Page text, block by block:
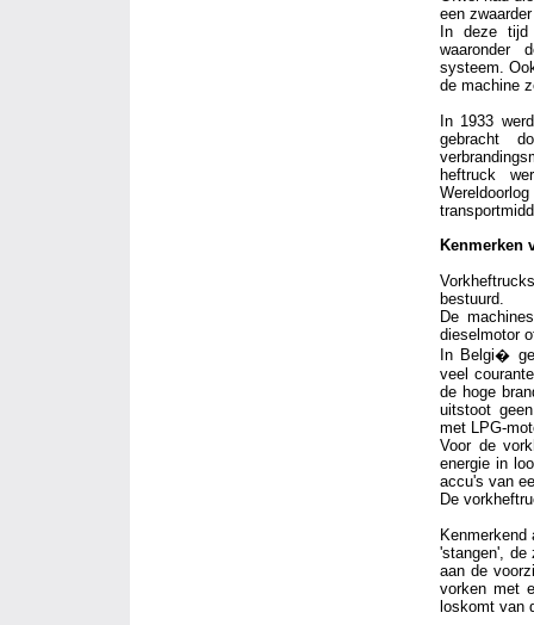
een
In deze tijd
waaronder
systeem.
de machine
In 1933
gebracht
heftruck
Kenmerken
bestuurd.
De
dieselmotor
In Belgi�
veel
de hoge
uitstoot
met LPG-
Voor de
energie in
accu's van
De
'stangen', de
aan de
vorken met
loskomt van